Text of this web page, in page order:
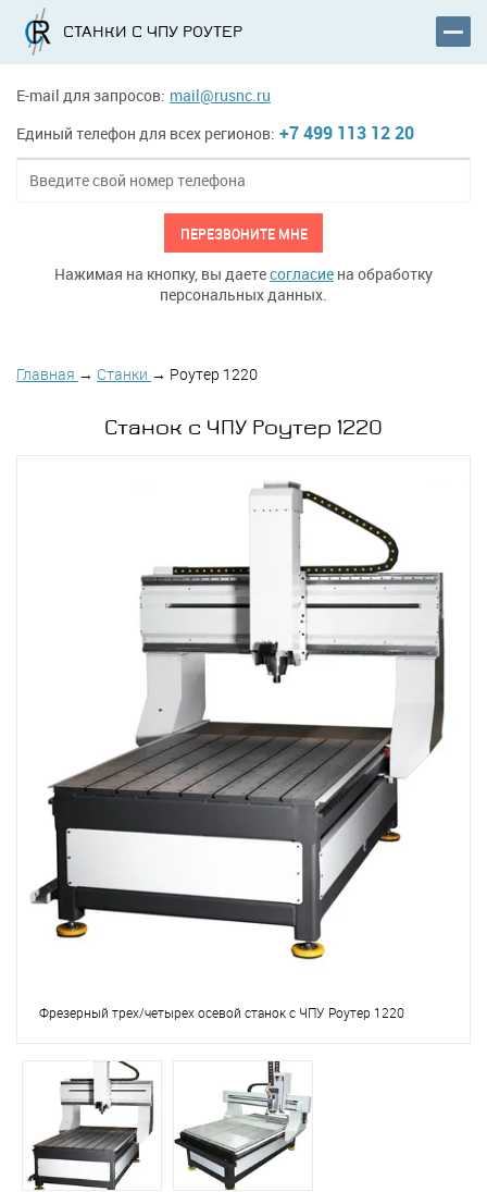
СТАНКИ С ЧПУ РОУТЕР
E-mail для запросов: mail@rusnc.ru
Единый телефон для всех регионов: +7 499 113 12 20
ПЕРЕЗВОНИТЕ МНЕ
Нажимая на кнопку, вы даетесогласие на обработку
персональных данных.
Главная → Станки → Роутер 1220
Станок с ЧПУ Роутер 1220
Фрезерный трех/четырех осевой станок с ЧПУ Роутер 1220